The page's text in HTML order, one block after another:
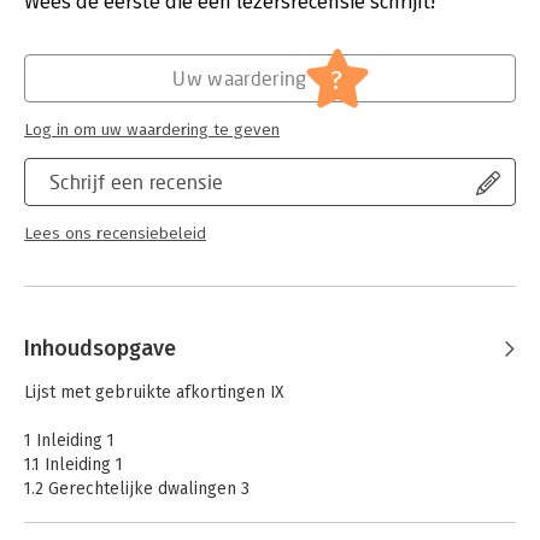
Rechtsmiddelen - Herziening / revisie,
Strafrecht - Strafprocesrecht
Schrijf een recensie
Lees ons recensiebeleid
Uw waardering ?
Log in om uw waardering te geven
Inhoudsopgave
Lijst met gebruikte afkortingen IX
1 Inleiding 1
1.1 Inleiding 1
1.2 Gerechtelijke dwalingen 3